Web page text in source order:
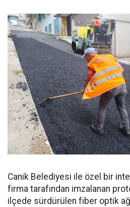
Canik Belediyesi ile özel bir
firma tarafından imzalanan
ilçede sürdürülen fiber optik ağ